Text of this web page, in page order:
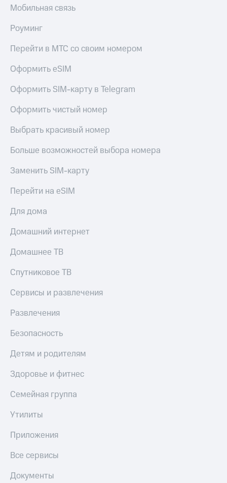
Регистратор
развитие
деловая этика
На главную
Мобильная связь
Роуминг
Перейти в МТС со своим номером
Оформить eSIM
Оформить SIM-карту в Telegram
Оформить чистый номер
Выбрать красивый номер
Больше возможностей выбора номера
Заменить SIM-карту
Перейти на eSIM
Для дома
Домашний интернет
Домашнее ТВ
Спутниковое ТВ
Сервисы и развлечения
Развлечения
Безопасность
Детям и родителям
Здоровье и фитнес
Семейная группа
Утилиты
Приложения
Все сервисы
Документы